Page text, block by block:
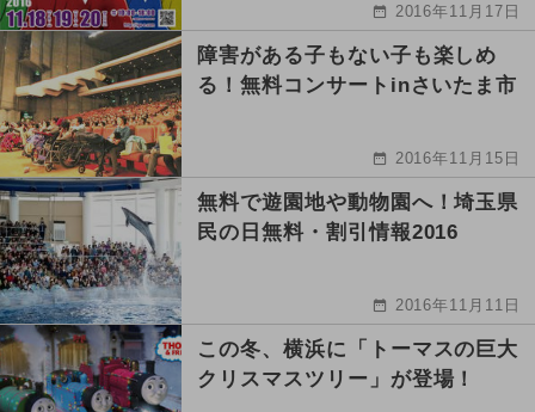
2016年11月17日
障害がある子もない子も楽しめ
る！無料コンサートinさいたま市
2016年11月15日
無料で遊園地や動物園へ！埼玉県
民の日無料・割引情報2016
2016年11月11日
この冬、横浜に「トーマスの巨大
クリスマスツリー」が登場！